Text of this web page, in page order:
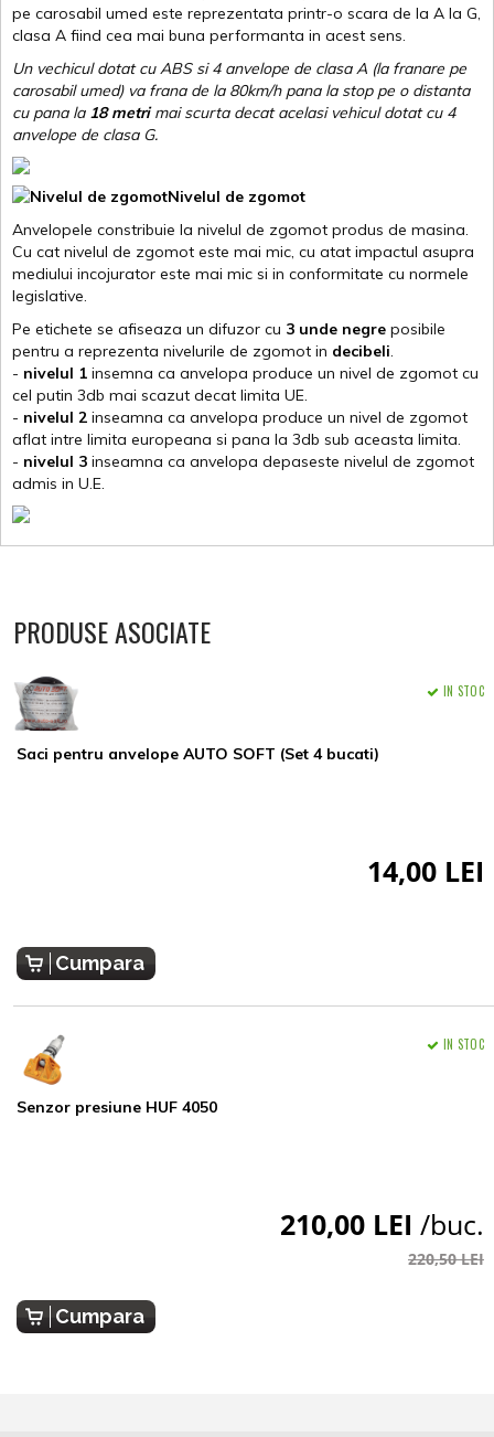
pe carosabil umed este reprezentata printr-o scara de la A la G,
clasa A fiind cea mai buna performanta in acest sens.
Un vechicul dotat cu ABS si 4 anvelope de clasa A (la franare pe
carosabil umed) va frana de la 80km/h pana la stop pe o distanta
cu pana la 18 metrimai scurta decat acelasi vehicul dotat cu 4
anvelope de clasa G.
Nivelul de zgomot
Anvelopele constribuie la nivelul de zgomot produs de masina.
Cu cat nivelul de zgomot este mai mic, cu atat impactul asupra
mediului incojurator este mai mic si in conformitate cu normele
legislative.
Pe etichete se afiseaza un difuzor cu 3 unde negre posibile
pentru a reprezenta nivelurile de zgomot in decibeli.
- nivelul 1 insemna ca anvelopa produce un nivel de zgomot cu
cel putin 3db mai scazut decat limita UE.
- nivelul 2 inseamna ca anvelopa produce un nivel de zgomot
aflat intre limita europeana si pana la 3db sub aceasta limita.
- nivelul 3 inseamna ca anvelopa depaseste nivelul de zgomot
admis in U.E.
PRODUSE ASOCIATE
Saci pentru anvelope AUTO SOFT (Set 4 bucati)
IN STOC
14,00 LEI
Cumpara
Senzor presiune HUF 4050
IN STOC
210,00 LEI /buc.
220,50 LEI
Cumpara